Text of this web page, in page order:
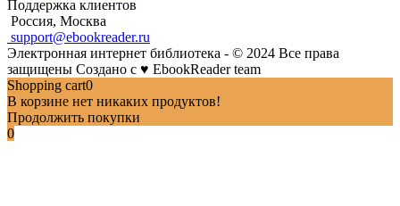
Поддержка клиентов
Россия, Москва
support@ebookreader.ru
Электронная интернет библиотека - © 2024 Все права
защищены Создано с ♥ EbookReader team
Shopping cart0
В корзине нет никаких продуктов!
Продолжить покупки
0